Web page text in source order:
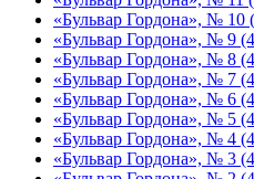
«Бульвар Гордона», № 10
«Бульвар Гордона», № 9
«Бульвар Гордона», № 8
«Бульвар Гордона», № 7
«Бульвар Гордона», № 6
«Бульвар Гордона», № 5
«Бульвар Гордона», № 4
«Бульвар Гордона», № 3